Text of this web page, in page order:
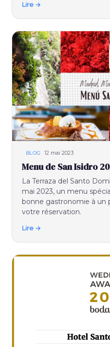
Lire →
BLOG 12 mai 2023
Menu de San Isidro
La Terraza del Santo
mai 2023, un menu
bonne gastronomie à un
votre réservation.
Lire →